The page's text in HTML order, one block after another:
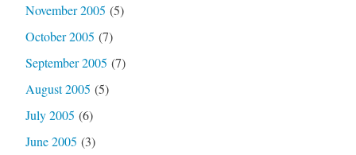
November 2005 (5)
October 2005 (7)
September 2005 (7)
August 2005 (5)
July 2005 (6)
June 2005 (3)